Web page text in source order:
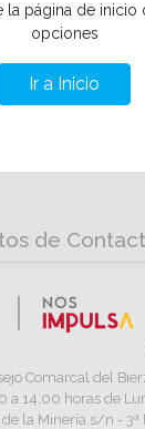
la página de
opciones
Ir a Inicio
de
Comarcal del
a 14,00 horas de
la Minería s/n - 3ª